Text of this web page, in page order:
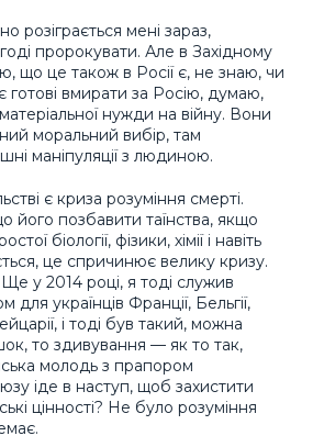
розіграється мені зараз,
пророкувати. Але в Західному
що це також в Росії є, не знаю, чи
готові вмирати за Росію, думаю,
нужди на війну. Вони
моральний вибір, там
маніпуляції з людиною.
є криза розуміння смерті.
його позбавити таїнства, якщо
біології, фізики, хімії і навіть
це спричинює велику кризу.
Ще у 2014 році, я тоді служив
українців Франції, Бельгії,
і тоді був такий, можна
то здивування — як то так,
молодь з прапором
іде в наступ, щоб захистити
цінності? Не було розуміння